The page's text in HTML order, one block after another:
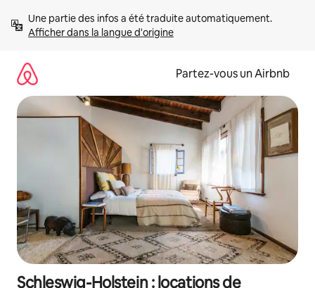
directement
Afficher dans la langue d'origine
Partez-vous un Airbnb
Schleswig-Holstein : locations de